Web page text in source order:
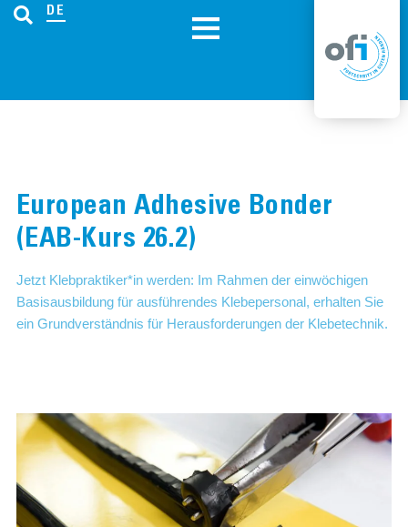
DE
European Adhesive Bonder
(EAB-Kurs 26.2)
Jetzt Klebpraktiker*in werden: Im Rahmen der einwöchigen
Basisausbildung für ausführendes Klebepersonal, erhalten Sie
ein Grundverständnis für Herausforderungen der Klebetechnik.